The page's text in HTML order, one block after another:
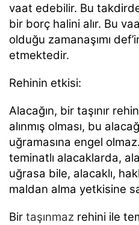
vaat edebilir. Bu
bir borç halini alır. Bu
olduğu zamanaşımı
etmektedir.
Rehinin etkisi:
Alacağın, bir taşınır
alınmış olması, bu
uğramasına engel
teminatlı alacaklarda,
uğrasa bile, alacaklı,
maldan alma yetkisine
Bir taşınmaz rehini ile